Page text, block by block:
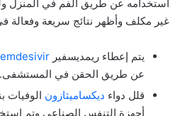
استخدامه عن طريق الفم في المنزل
غير مكلف وأظهر نتائج سريعة وفعالة
يتم إعطاء ريمديسفير
عن طريق الحقن في المستشفى.
قلل دواء ديكساميثازون الوفيات
أجهزة التنفس الصناعي وتم